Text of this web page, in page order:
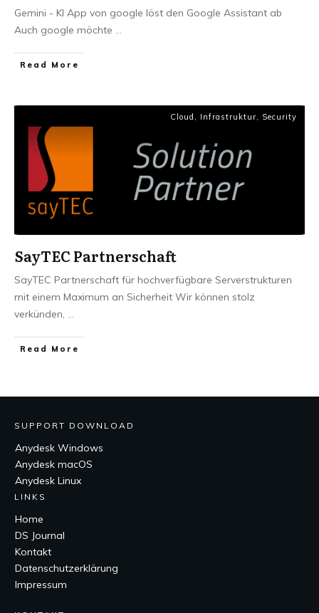
Gemini - KI App von google löst den Google Assistant ab
Auch google möchte ...
Read More
Cloud , Infrastruktur, Security
SayTEC Partnerschaft
SayTEC Partnerschaft für hochverfügbare Serverstrukturen
mit einem Maximum an Sicherheit Wir können stolz
verkünden, ...
Read More
SUPPORT DOWNLOAD
Anydesk Windows
Anydesk macOS
Anydesk Linux
LINKS
Home
DS Journal
Kontakt
Datenschutzerklärung
Impressum